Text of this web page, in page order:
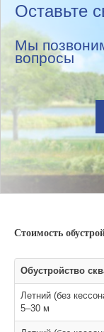
Оставьте
Мы
вопросы
Стоимость
Обустройство
Летний (без
5–30 м